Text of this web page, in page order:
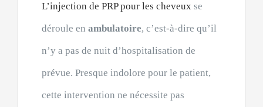
L’injection de PRP pour les cheveux se
déroule en ambulatoire, c’est-à-dire qu’il
n’y a pas de nuit d’hospitalisation de
prévue. Presque indolore pour le patient,
cette intervention ne nécessite pas